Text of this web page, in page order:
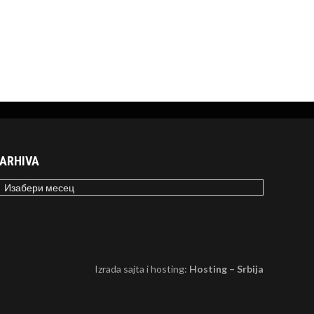
ARHIVA
Izrada sajta i hosting: Hosting – Srbija